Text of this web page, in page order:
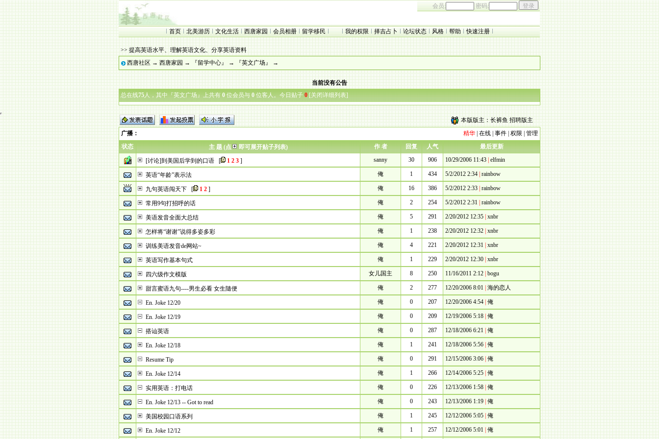
会员: 密码:
首页 北美游历 文化生活 西唐家园 会员相册 留学移民 我的权限 择吉占卜 论坛状态 风格 帮助 快速注册
>> 提高英语水平、理解英语文化、分享英语资料
西唐社区 → 西唐家园 → 『留学中心』 → 『英文广场』 →
当前没有公告
总在线75人，其中『英文广场』上共有0位会员与0位客人。今日贴子0[关闭详细列表]
本版版主： 长裤鱼 招聘版主
广播 ： 精华 在线 事件 权限
管理
状态
主 题 (点 即可展开贴子列表) 作 者 回复 人气 最后更新
[讨论]到美国后学到的口语 [ 1 2 3 ] sanny 30 906 10/29/2006 11:43 elfmin
英语“年龄”表示法 俺 1 434 5/2/2012 2:34 rainbow
九句英语闯天下 [ 1 2 ] 俺 16 386 5/2/2012 2:33 rainbow
常用9句打招呼的话 俺 2 254 5/2/2012 2:31 rainbow
美语发音全面大总结 俺 5 291 2/20/2012 12:35 xnbr
怎样将“谢谢”说得多姿多彩 俺 1 238 2/20/2012 12:32 xnbr
训练美语发音de网站~ 俺 4 221 2/20/2012 12:31 xnbr
英语写作基本句式 俺 1 229 2/20/2012 12:30 xnbr
四六级作文模版 女儿国主 8 250 11/16/2011 2:12 bogu
甜言蜜语九句----男生必看 女生隨便 俺 2 277 12/20/2006 8:01 海的恋人
En. Joke 12/20 俺 0 207 12/20/2006 4:54 俺
En. Joke 12/19 俺 0 209 12/19/2006 5:18 俺
搭讪英语 俺 0 287 12/18/2006 6:21 俺
En. Joke 12/18 俺 1 241 12/18/2006 5:56 俺
Resume Tip 俺 0 291 12/15/2006 3:06 俺
En. Joke 12/14 俺 1 266 12/14/2006 5:25 俺
实用英语：打电话 俺 0 226 12/13/2006 1:58 俺
En. Joke 12/13 -- Got to read 俺 0 243 12/13/2006 1:19 俺
美国校园口语系列 俺 1 245 12/12/2006 5:05 俺
En. Joke 12/12 俺 1 257 12/12/2006 5:01 俺